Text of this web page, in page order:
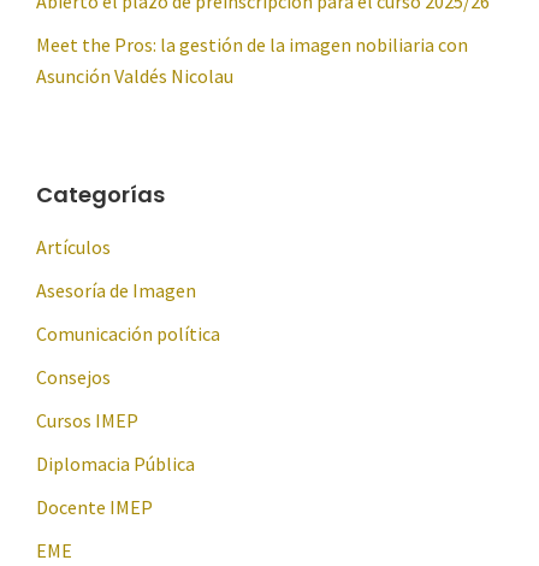
Meet the Pros: la gestión de la imagen nobiliaria con
Asunción Valdés Nicolau
Categorías
Artículos
Asesoría de Imagen
Comunicación política
Consejos
Cursos IMEP
Diplomacia Pública
Docente IMEP
EME